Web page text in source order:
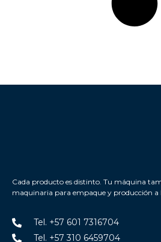
Cada producto es distinto. Tu máquina
maquinaria para empaque y producción a
Tel. +57 601 7316704
Tel. +57 310 6459704